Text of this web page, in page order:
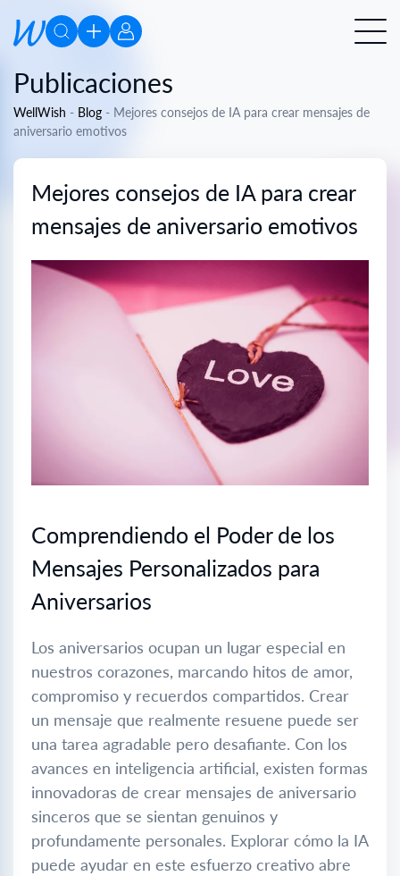
Publicaciones
WellWish - Blog - Mejores consejos de IA para crear mensajes de
aniversario emotivos
Mejores consejos de IA para crear
mensajes de aniversario emotivos
Comprendiendo el Poder de los
Mensajes Personalizados para
Aniversarios
Los aniversarios ocupan un lugar especial en
nuestros corazones, marcando hitos de amor,
compromiso y recuerdos compartidos. Crear
un mensaje que realmente resuene puede ser
una tarea agradable pero desafiante. Con los
avances en inteligencia artificial, existen formas
innovadoras de crear mensajes de aniversario
sinceros que se sientan genuinos y
profundamente personales. Explorar cómo la IA
puede ayudar en este esfuerzo creativo abre